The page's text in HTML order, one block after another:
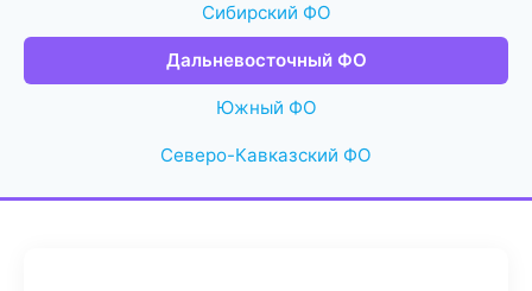
Сибирский ФО
Дальневосточный ФО
Южный ФО
Северо-Кавказский ФО